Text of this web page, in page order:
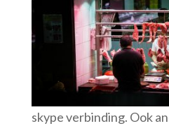
skype verbinding. Ook